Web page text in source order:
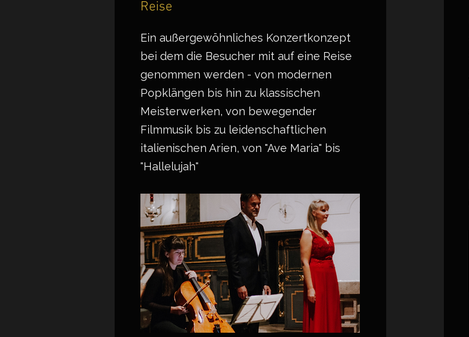
Reise
Ein außergewöhnliches Konzertkonzept
bei dem die Besucher mit auf eine Reise
genommen werden - von modernen
Popklängen bis hin zu klassischen
Meisterwerken, von bewegender
Filmmusik bis zu leidenschaftlichen
italienischen Arien, von "Ave Maria" bis
"Hallelujah"